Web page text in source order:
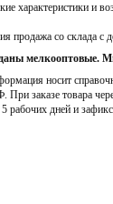
характеристики и
продажа со склада с
мелкооптовые.
носит
При заказе товара
рабочих дней и